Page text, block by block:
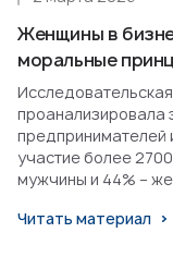
Женщины в
моральные
проанализировала
предпринимателей
участие более
мужчины и 44% –
Читать материал